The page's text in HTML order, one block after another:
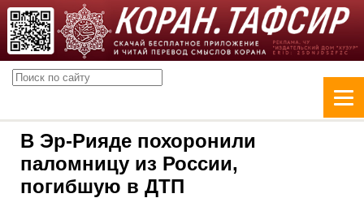
В Эр-Рияде похоронили
паломницу из России,
погибшую в ДТП